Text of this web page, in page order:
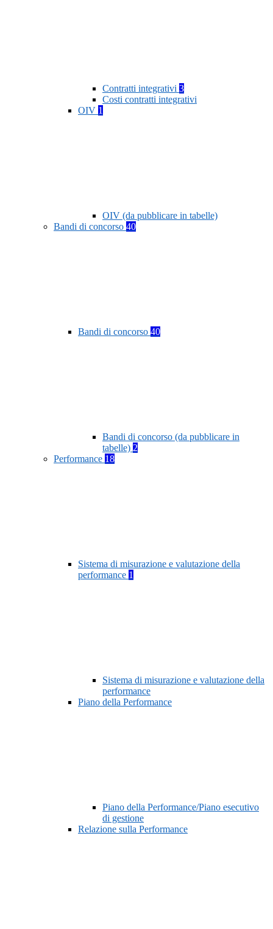
Contratti integrativi 3
Costi contratti integrativi
OIV 1
OIV (da pubblicare in tabelle)
Bandi di concorso 40
Bandi di concorso 40
Bandi di concorso (da pubblicare in
tabelle) 2
Performance 18
Sistema di misurazione e valutazione della
performance 1
Sistema di misurazione e valutazione della
performance
Piano della Performance
Piano della Performance/Piano esecutivo
di gestione
Relazione sulla Performance